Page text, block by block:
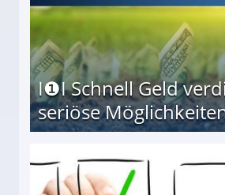
I❶I Schnell Geld
seriöse